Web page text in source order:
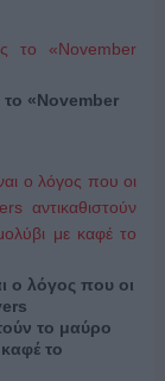
το «November
ο λόγος που οι
το μαύρο
το